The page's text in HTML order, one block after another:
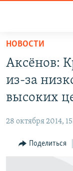
Вернуться
основному
содержанию
главной
навигации
Вернутся
11 ЛЕТ
ЕЩЕ
ИНТЕРАКТИВ
РАДІО СВОБОДА
НОВОСТИ
Аксёнов:
из-за
высоких
28 октября 2014,
Поделиться